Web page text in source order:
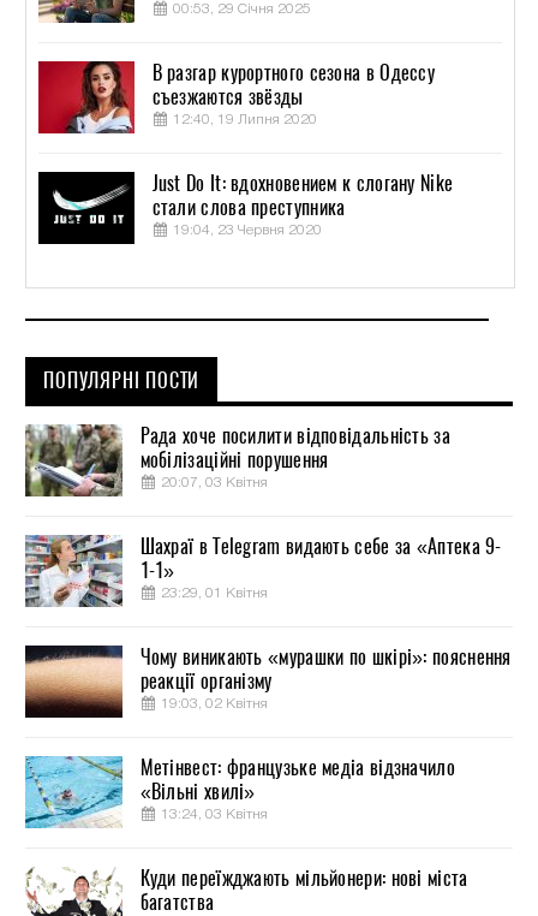
00:53, 29 Січня 2025
В разгар курортного сезона в Одессу
съезжаются звёзды
12:40, 19 Липня 2020
Just Do It: вдохновением к слогану Nike
стали слова преступника
19:04, 23 Червня 2020
ПОПУЛЯРНІ ПОСТИ
Рада хоче посилити відповідальність за
мобілізаційні порушення
20:07, 03 Квітня
Шахраї в Telegram видають себе за «Аптека 9-
1-1»
23:29, 01 Квітня
Чому виникають «мурашки по шкірі»: пояснення
реакції організму
19:03, 02 Квітня
Метінвест: французьке медіа відзначило
«Вільні хвилі»
13:24, 03 Квітня
Куди переїжджають мільйонери: нові міста
багатства